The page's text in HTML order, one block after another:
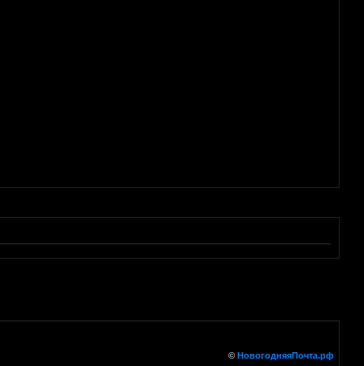
© НовогодняяПочта.рф